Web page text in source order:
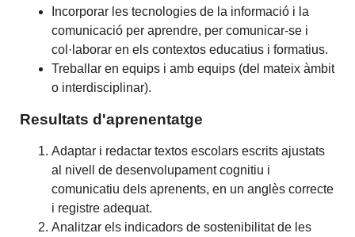
Incorporar les tecnologies de la informació i la
comunicació per aprendre, per comunicar-se i
col·laborar en els contextos educatius i formatius.
Treballar en equips i amb equips (del mateix àmbit
o interdisciplinar).
Resultats d'aprenentatge
Adaptar i redactar textos escolars escrits ajustats
al nivell de desenvolupament cognitiu i
comunicatiu dels aprenents, en un anglès correcte
i registre adequat.
Analitzar els indicadors de sostenibilitat de les